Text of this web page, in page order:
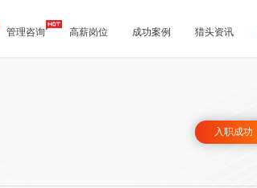
管理咨询 高薪岗位 成功案例 猎头资讯
入职成功